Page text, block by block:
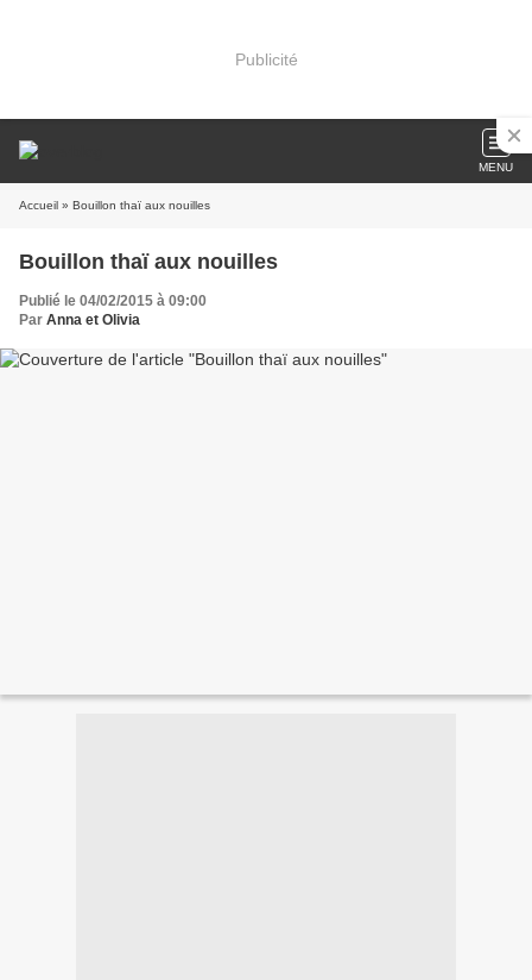
Publicité
MENU
Accueil » Bouillon thaï aux nouilles
Bouillon thaï aux nouilles
Publié le 04/02/2015 à 09:00
Par Anna et Olivia